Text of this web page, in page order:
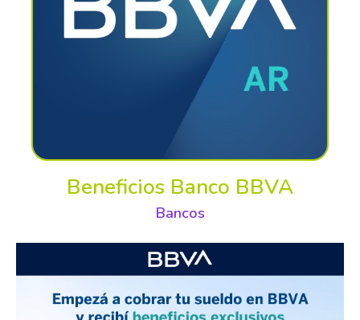
Beneficios Banco BBVA
Bancos